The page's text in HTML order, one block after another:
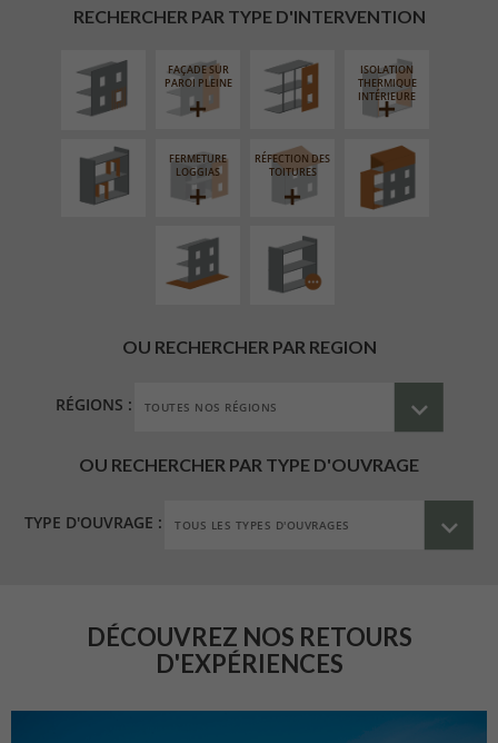
RECHERCHER PAR TYPE D'INTERVENTION
EXTÉRIEURE
FAÇADE SUR
PAROI PLEINE
LINÉAIRE
ISOLATION
THERMIQUE
INTÉRIEURE
RÉAMÉNAGEMENT
INTÉRIEUR
FERMETURE
LOGGIAS
RÉFECTION DES
TOITURES
SURÉLÉVATION
EXTENSION
AMÉNAGEMENT
EXTÉRIEUR
PROCÉDÉ
PARTICULIER
OU RECHERCHER PAR REGION
RÉGIONS :
OU RECHERCHER PAR TYPE D'OUVRAGE
TYPE D'OUVRAGE :
DÉCOUVREZ NOS RETOURS
D'EXPÉRIENCES